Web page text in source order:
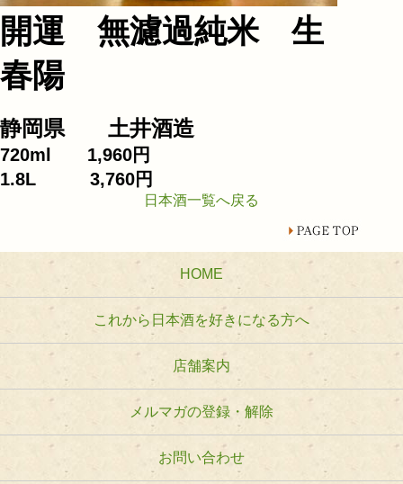
開運 無濾過純米 生
春陽
静岡県 土井酒造
720ml 1,960円
1.8L 3,760円
日本酒一覧へ戻る
HOME
これから日本酒を好きになる方へ
店舗案内
メルマガの登録・解除
お問い合わせ